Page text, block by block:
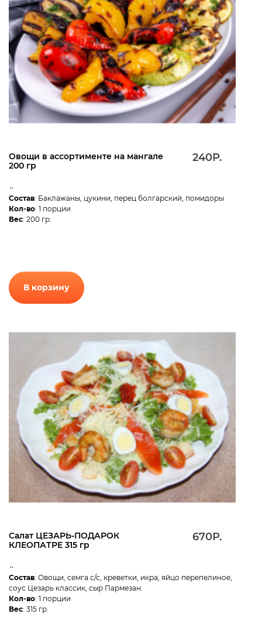
Овощи в ассортименте на мангале
200 гр
240Р.
..
Состав: Баклажаны, цукини, перец болгарский, помидоры
Кол-во: 1 порции
Вес: 200 гр.
В корзину
Салат ЦЕЗАРЬ-ПОДАРОК
КЛЕОПАТРЕ 315 гр
670Р.
..
Состав: Овощи, семга с/с, креветки, икра, яйцо перепелиное,
соус Цезарь классик, сыр Пармезан.
Кол-во: 1 порции
Вес: 315 гр.